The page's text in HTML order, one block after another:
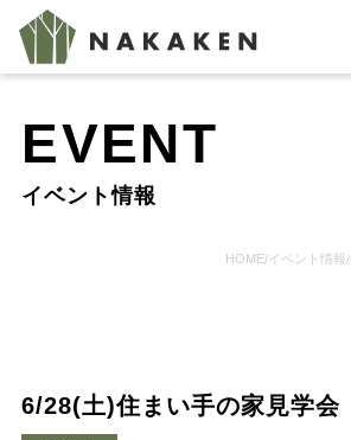
HOME
EVENT
イベント情報
HOME/イベント情報/
6/28(土)住まい手の家見学会